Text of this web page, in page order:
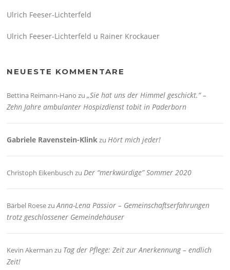
Ulrich Feeser-Lichterfeld
Ulrich Feeser-Lichterfeld u Rainer Krockauer
NEUESTE KOMMENTARE
Bettina Reimann-Hano zu„Sie hat uns der Himmel geschickt.“ –
Zehn Jahre ambulanter Hospizdienst tobit in Paderborn
Gabriele Ravenstein-KlinkzuHört mich jeder!
Christoph Eikenbusch zuDer “merkwürdige” Sommer 2020
Bärbel RoesezuAnna-Lena Passior – Gemeinschaftserfahrungen
trotz geschlossener Gemeindehäuser
Kevin Akerman zu Tag der Pflege: Zeit zur Anerkennung – endlich
Zeit!